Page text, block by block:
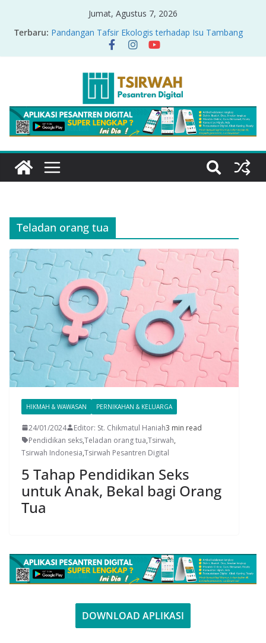
Jumat, Agustus 7, 2026
Terbaru: Pandangan Tafsir Ekologis terhadap Isu Tambang
Nikel di Raja Ampat
PRODUK RELASI KUASA-IDIOLOGI PADA TAFSIR
Sirah Nabawiyah
Oversharing dan Privasi dalam Al-Qur’an: “Ketika
Ayat Bicara Soal Curhat di Sosmed”
Menyikapi Fatherless, Kisah Lukman Menjadi
Cerminan
Teladan orang tua
HIKMAH & WAWASAN PERNIKAHAN & KELUARGA
24/01/2024 Editor: St. Chikmatul Haniah3 min read
Pendidikan seks,Teladan orang tua,Tsirwah,
Tsirwah Indonesia,Tsirwah Pesantren Digital
5 Tahap Pendidikan Seks
untuk Anak, Bekal bagi Orang
Tua
DOWNLOAD APLIKASI